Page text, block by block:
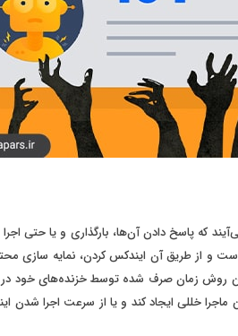
که پاسخ دادن آن‌ها، بارگذاری و یا حتی اجرا
است و از طریق آن ایندکس کردن، نمایه سازی
روش زمان صرف شده توسط خزنده‌های خود
خللی ایجاد کند و یا از سرعت اجرا شدن